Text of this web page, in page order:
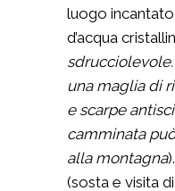
luogo
d’acqua
una maglia di
e scarpe
camminata
alla montagna
(sosta e visita